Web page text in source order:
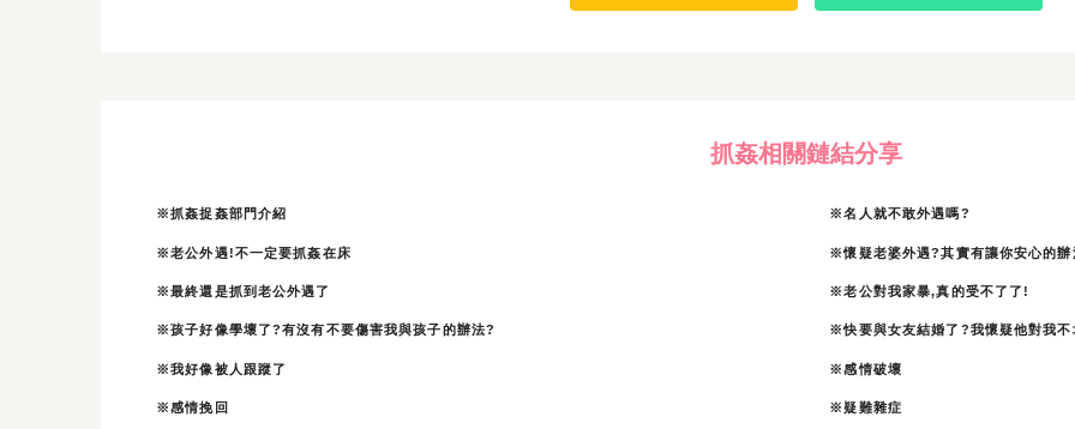
抓姦相關鏈結分享
※抓姦捉姦部門介紹 ※名人就不敢外遇嗎?
※老公外遇!不一定要抓姦在床 ※懷疑老婆外遇?其實有讓你安心的辦
※最終還是抓到老公外遇了 ※老公對我家暴,真的受不了了!
※孩子好像學壞了?有沒有不要傷害我與孩子的辦法? ※快要與女友結婚了?我懷疑他對我不
※我好像被人跟蹤了 ※感情破壞
※感情挽回 ※疑難雜症